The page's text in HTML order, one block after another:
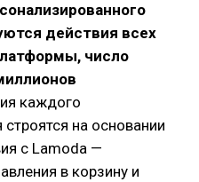
действия всех
число
каждого
на основании
с Lamoda —
в корзину и